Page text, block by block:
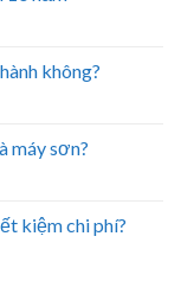
không?
máy sơn?
kiệm chi phí?